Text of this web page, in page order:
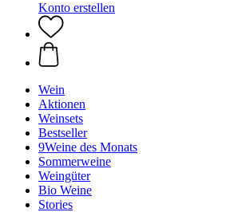
Konto erstellen
Wein
Aktionen
Weinsets
Bestseller
9Weine des Monats
Sommerweine
Weingüter
Bio Weine
Stories